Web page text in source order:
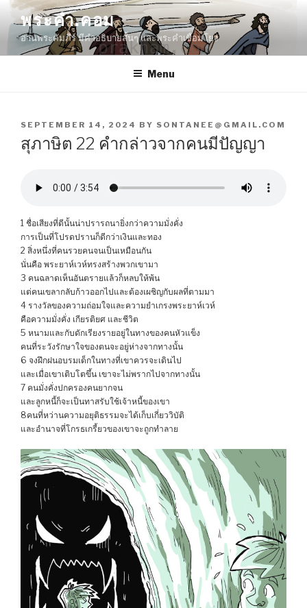
Skip
content
พระคำ.คอม
อ่านพระคัมภีร์ มีคำอธิบายสั้นๆ และพระคำเชื่อมโยง
Menu
POSTED
SEPTEMBER 14, 2024 BY SONTANEE@GMAIL.COM
สุภาษิต 22 คำกล่าวจากคนมีปัญญา
1 ชื่อเสียงที่ดีนั้นน่าปรารถนายิ่งกว่าความมั่งคั่ง
การเป็นที่โปรดปรานก็ดีกว่าเงินและทอง
2 สิ่งหนึ่งที่คนรวยคนจนเป็นเหมือนกัน
นั่นคือ พระยาห์เวห์ทรงสร้างพวกเขามา
3 คนฉลาดเห็นอันตรายแล้วก็หลบให้พ้น
แต่คนเขลากลับก้าวออกไปและต้องเผชิญกับผลที่ตามมา
4 รางวัลของความถ่อมใจและความยำเกรงพระยาห์เวห์
คือความมั่งคั่ง เกียรติยศ และชีวิต
5 หนามและกับดักเรียงรายอยู่ในทางของคนหัวแข็ง
คนที่ระวังรักษาใจของตนจะอยู่ห่างจากทางนั้น
6 จงฝึกฝนอบรมเด็กในทางที่เขาควรจะเดินไป
และเมื่อเขาเติบโตขึ้น เขาจะไม่พรากไปจากทางนั้น
7 คนมั่งคั่งปกครองคนยากจน
และลูกหนี้ก็จะเป็นทาสรับใช้เจ้าหนี้ของเขา
8คนที่หว่านความอยุติธรรมจะได้เก็บเกี่ยววิบัติ
และอำนาจที่โกรธเกรี้ยวของเขาจะถูกทำลาย